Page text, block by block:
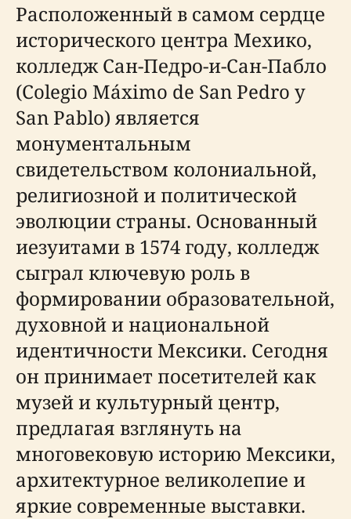
Расположенный в самом сердце
исторического центра Мехико,
колледж Сан-Педро-и-Сан-Пабло
(Colegio Máximo de San Pedro y
San Pablo) является
монументальным
свидетельством колониальной,
религиозной и политической
эволюции страны. Основанный
иезуитами в 1574 году, колледж
сыграл ключевую роль в
формировании образовательной,
духовной и национальной
идентичности Мексики. Сегодня
он принимает посетителей как
музей и культурный центр,
предлагая взглянуть на
многовековую историю Мексики,
архитектурное великолепие и
яркие современные выставки.